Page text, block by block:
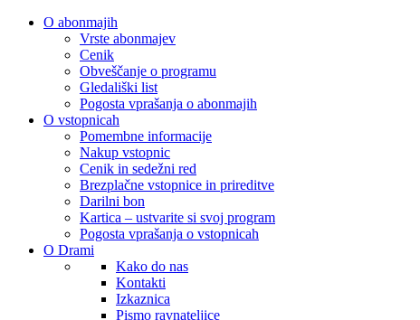
O abonmajih
Vrste abonmajev
Cenik
Obveščanje o programu
Gledališki list
Pogosta vprašanja o abonmajih
O vstopnicah
Pomembne informacije
Nakup vstopnic
Cenik in sedežni red
Brezplačne vstopnice in prireditve
Darilni bon
Kartica – ustvarite si svoj program
Pogosta vprašanja o vstopnicah
O Drami
Kako do nas
Kontakti
Izkaznica
Pismo ravnateljice